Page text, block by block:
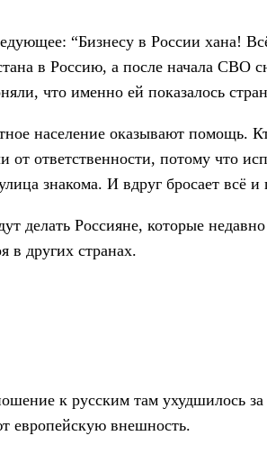
“Бизнесу в России хана! Всё
в Россию, а после начала СВО
что именно ей показалось
население оказывают помощь.
ответственности, потому что
знакома. И вдруг бросает всё и
делать Россияне, которые
в других странах.
к русским там ухудшилось
европейскую внешность.